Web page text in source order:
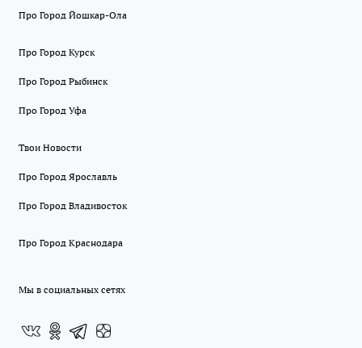
Про Город Йошкар-Ола
Про Город Курск
Про Город Рыбинск
Про Город Уфа
Твои Новости
Про Город Ярославль
Про Город Владивосток
Про Город Краснодара
Мы в социальных сетях